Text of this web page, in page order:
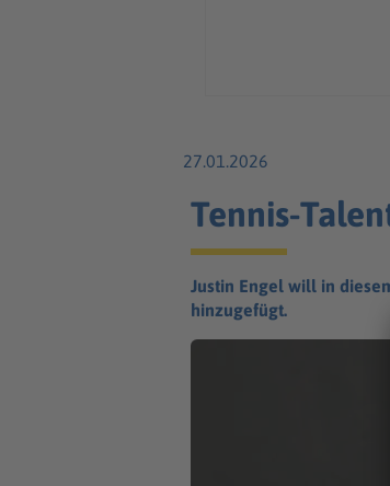
27.01.2026
Tennis-
Justin Engel will in
hinzugefügt.